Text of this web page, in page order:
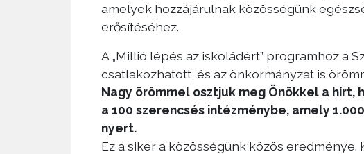
amelyek hozzájárulnak közösségünk
erősítéséhez.
A „Millió lépés az iskoládért” programhoz a
csatlakozhatott, és az önkormányzat is
Nagy örömmel osztjuk meg Önökkel a hírt,
a 100 szerencsés intézménybe, amely
nyert.
Ez a siker a közösségünk közös